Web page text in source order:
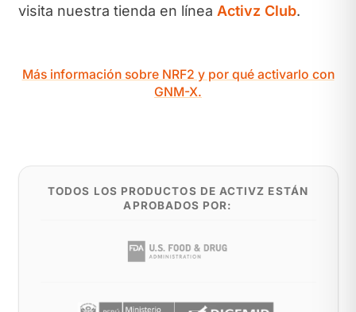
visita nuestra tienda en línea Activz Club.
Más información sobre NRF2 y por qué activarlo con
GNM-X.
TODOS LOS PRODUCTOS DE ACTIVZ ESTÁN
APROBADOS POR: